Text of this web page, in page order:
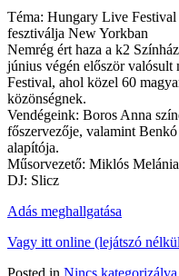
Téma: Hungary Live Festival
fesztiválja New Yorkban
Nemrég ért haza a k2
június végén először
Festival, ahol közel 60
közönségnek.
Vendégeink: Boros Anna
főszervezője, valamint
alapítója.
Műsorvezető: Miklós Melánia
DJ: Slicz
Adás meghallgatása
Vagy itt online (lejátszó